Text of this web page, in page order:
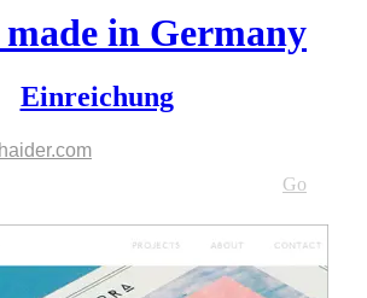
made in Germany
Einreichung
Go